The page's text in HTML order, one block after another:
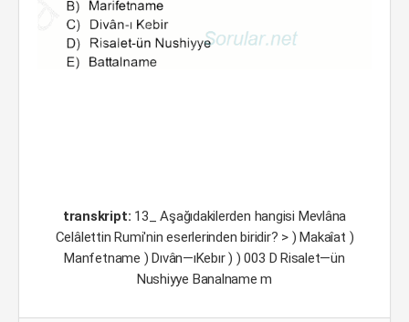
transkript: 13_ Aşağıdakilerden hangisi Mevlâna
Celâlettin Rumi'nin eserlerinden biridir? > ) Makaîat )
Manfetname ) Dıvân—ıKebır ) ) 003 D Risalet—ün
Nushiyye Banalname m